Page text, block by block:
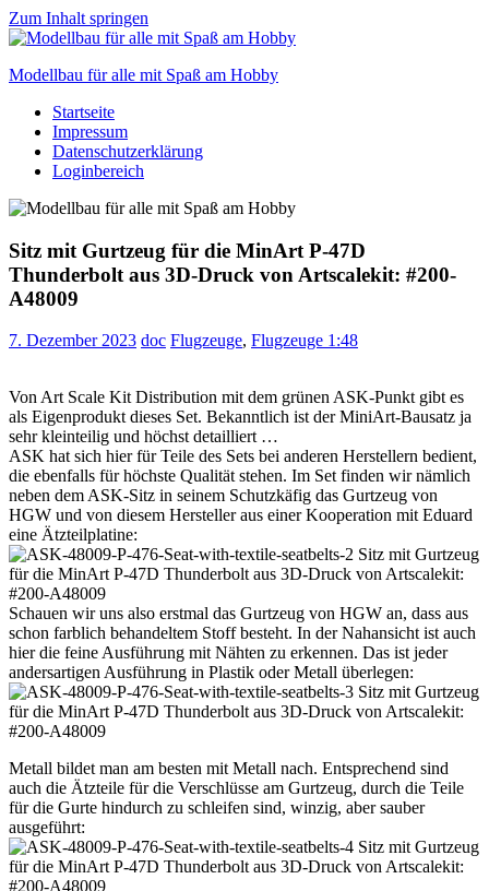
Zum Inhalt springen
Modellbau für alle mit Spaß am Hobby
Scale
modelling
to
Startseite
Impressum
Datenschutzerklärung
Loginbereich
Sitz mit Gurtzeug für die MinArt P-47D
Thunderbolt aus 3D-Druck von Artscalekit: #200-
A48009
7. Dezember 2023 doc Flugzeuge, Flugzeuge 1:48
Von Art Scale Kit Distribution mit dem grünen ASK-Punkt gibt es
als Eigenprodukt dieses Set. Bekanntlich ist der MiniArt-Bausatz ja
sehr kleinteilig und höchst detailliert …
ASK hat sich hier für Teile des Sets bei anderen Herstellern bedient,
die ebenfalls für höchste Qualität stehen. Im Set finden wir nämlich
neben dem ASK-Sitz in seinem Schutzkäfig das Gurtzeug von
HGW und von diesem Hersteller aus einer Kooperation mit Eduard
eine Ätzteilplatine:
Schauen wir uns also erstmal das Gurtzeug von HGW an, dass aus
schon farblich behandeltem Stoff besteht. In der Nahansicht ist auch
hier die feine Ausführung mit Nähten zu erkennen. Das ist jeder
andersartigen Ausführung in Plastik oder Metall überlegen:
Metall bildet man am besten mit Metall nach. Entsprechend sind
auch die Ätzteile für die Verschlüsse am Gurtzeug, durch die Teile
für die Gurte hindurch zu schleifen sind, winzig, aber sauber
ausgeführt: